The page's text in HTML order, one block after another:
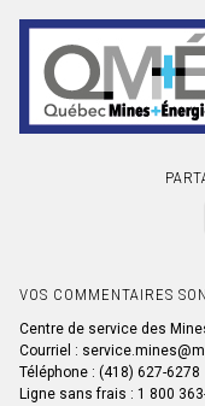
VOS COMMENTAIRES
Centre de service des
Courriel :
Téléphone : (418) 627-6278
Ligne sans frais : 1 800